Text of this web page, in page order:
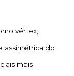
vértex,
assimétrica do
mais